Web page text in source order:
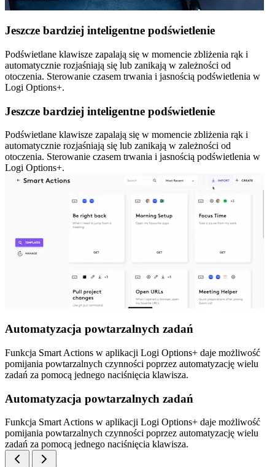
Jeszcze bardziej inteligentne podświetlenie
Podświetlane klawisze zapalają się w momencie zbliżenia rąk i
automatycznie rozjaśniają się lub zanikają w zależności od
otoczenia. Sterowanie czasem trwania i jasnością podświetlenia w
Logi Options+.
Jeszcze bardziej inteligentne podświetlenie
Podświetlane klawisze zapalają się w momencie zbliżenia rąk i
automatycznie rozjaśniają się lub zanikają w zależności od
otoczenia. Sterowanie czasem trwania i jasnością podświetlenia w
Logi Options+.
Automatyzacja powtarzalnych zadań
Funkcja Smart Actions w aplikacji Logi Options+ daje możliwość
pomijania powtarzalnych czynności poprzez automatyzację wielu
zadań za pomocą jednego naciśnięcia klawisza.
Automatyzacja powtarzalnych zadań
Funkcja Smart Actions w aplikacji Logi Options+ daje możliwość
pomijania powtarzalnych czynności poprzez automatyzację wielu
zadań za pomocą jednego naciśnięcia klawisza.